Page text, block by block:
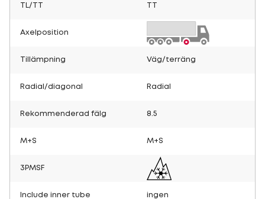
TL/TT
Axelposition
Tillämpning Väg/terräng
Radial/diagonal Radial
Rekommenderad fälg 8.5
M+S M+S
3PMSF
Include inner tube ingen